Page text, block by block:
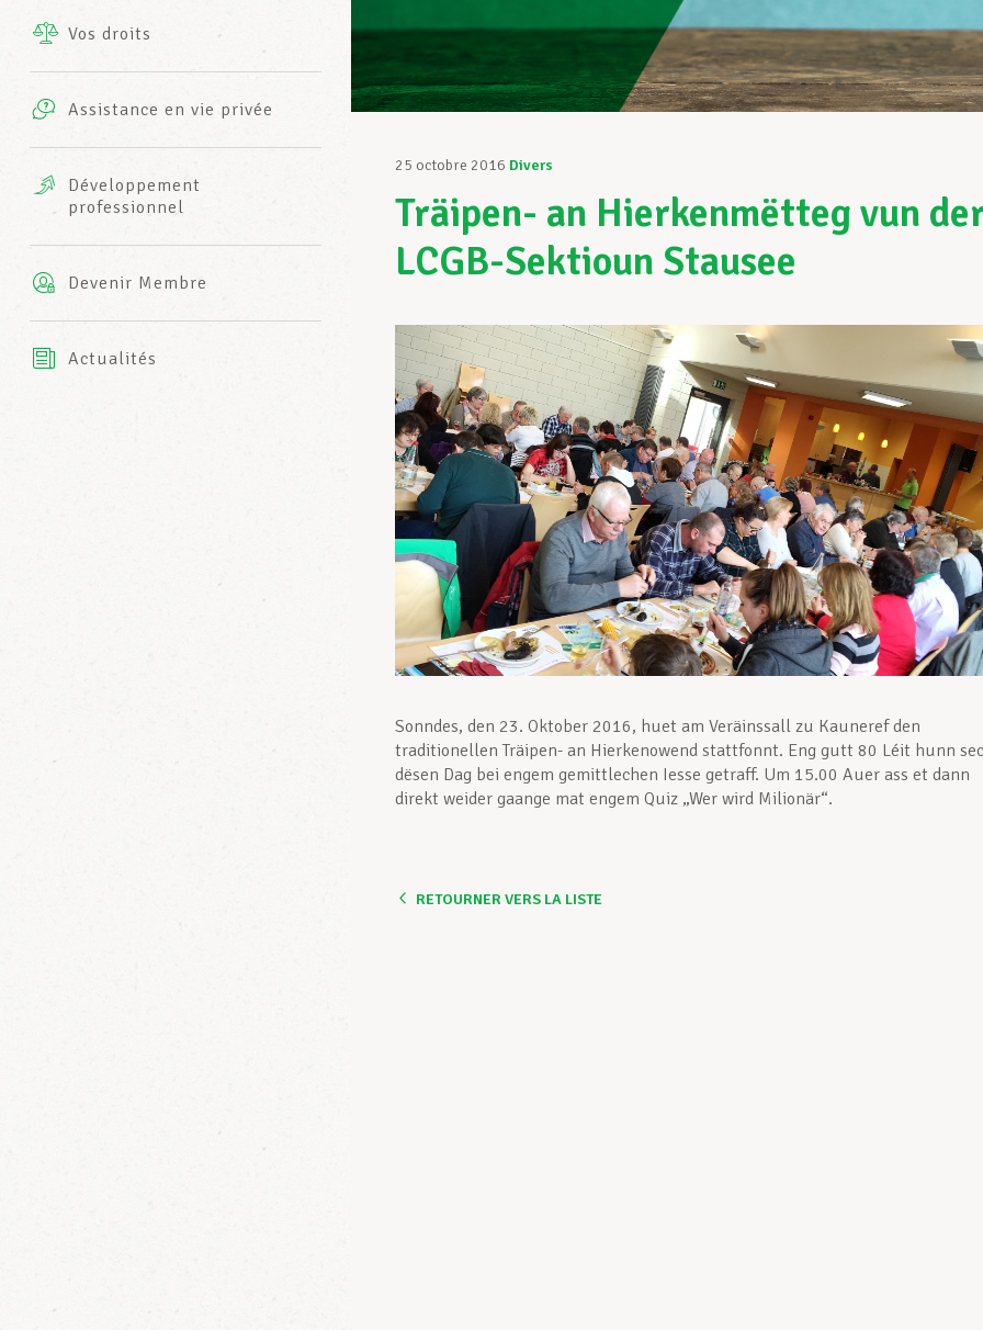
INFO-CENTER
Vos droits
Assistance en vie privée
complémentaires
AXA
Développement
professionnel
Devenir Membre
Actualités
25 octobre 2016 Divers
Träipen- an Hierkenmëtteg vun
LCGB-Sektioun Stausee
Sonndes, den 23. Oktober 2016, huet am Veräinssall zu Kauneref den
traditionellen Träipen- an Hierkenowend stattfonnt. Eng gutt 80 Léit hunn
dësen Dag bei engem gemittlechen Iesse getraff. Um 15.00 Auer ass et dann
direkt weider gaange mat engem Quiz „Wer wird Milionär“.
RETOURNER VERS LA LISTE